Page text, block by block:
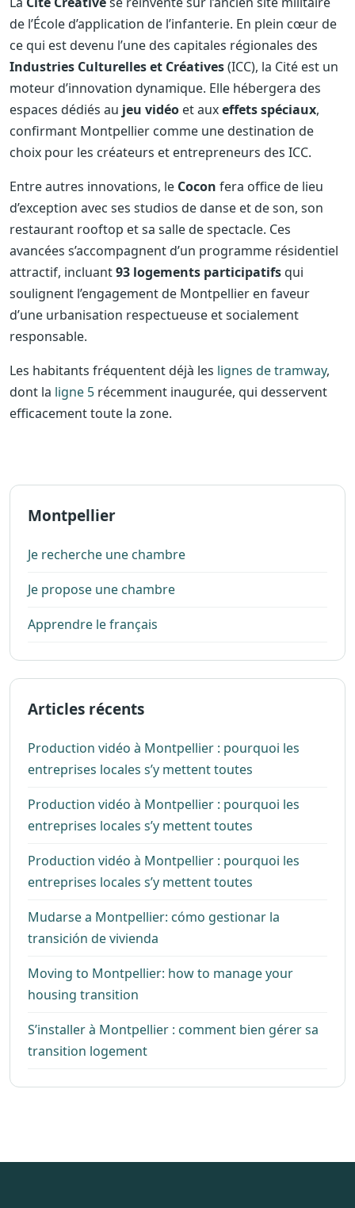
de l’École d’application de l’infanterie. En plein cœur de
ce qui est devenu l’une des capitales régionales des
Industries Culturelles et Créatives(ICC), la Cité est un
moteur d’innovation dynamique. Elle hébergera des
espaces dédiés au jeu vidéo et auxeffets spéciaux,
confirmant Montpellier comme une destination de
choix pour les créateurs et entrepreneurs des ICC.
Entre autres innovations, le Cocon fera office de lieu
d’exception avec ses studios de danse et de son, son
restaurant rooftop et sa salle de spectacle. Ces
avancées s’accompagnent d’un programme résidentiel
attractif, incluant93 logements participatifsqui
soulignent l’engagement de Montpellier en faveur
d’une urbanisation respectueuse et socialement
responsable.
Les habitants fréquentent déjà les lignes de tramway,
dont la ligne 5 récemment inaugurée, qui desservent
efficacement toute la zone.
Montpellier
Je recherche une chambre
Je propose une chambre
Apprendre le français
Articles récents
Production vidéo à Montpellier : pourquoi les
entreprises locales s’y mettent toutes
Production vidéo à Montpellier : pourquoi les
entreprises locales s’y mettent toutes
Production vidéo à Montpellier : pourquoi les
entreprises locales s’y mettent toutes
Mudarse a Montpellier: cómo gestionar la
transición de vivienda
Moving to Montpellier: how to manage your
housing transition
S’installer à Montpellier : comment bien gérer sa
transition logement